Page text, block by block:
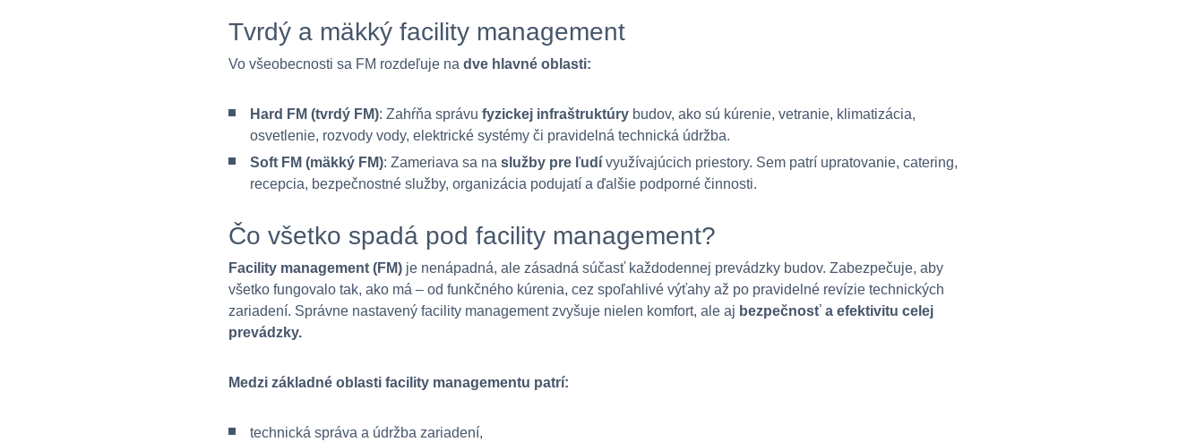
Tvrdý a mäkký facility management
Vo všeobecnosti sa FM rozdeľuje na dve hlavné oblasti:
Hard FM (tvrdý FM): Zahŕňa správu fyzickej infraštruktúry budov, ako sú kúrenie, vetranie, klimatizácia,
osvetlenie, rozvody vody, elektrické systémy či pravidelná technická údržba.
Soft FM (mäkký FM): Zameriava sa na služby pre ľudí využívajúcich priestory. Sem patrí upratovanie, catering,
recepcia, bezpečnostné služby, organizácia podujatí a ďalšie podporné činnosti.
Čo všetko spadá pod facility management?
Facility management (FM) je nenápadná, ale zásadná súčasť každodennej prevádzky budov. Zabezpečuje, aby
všetko fungovalo tak, ako má – od funkčného kúrenia, cez spoľahlivé výťahy až po pravidelné revízie technických
zariadení. Správne nastavený facility management zvyšuje nielen komfort, ale aj bezpečnosť a efektivitu celej
prevádzky.
Medzi základné oblasti facility managementu patrí:
technická správa a údržba zariadení,